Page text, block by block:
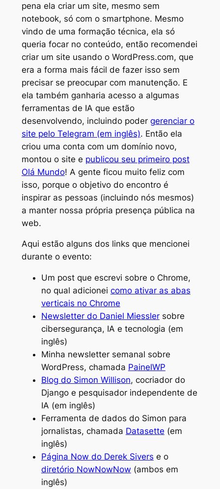
pena ela criar um site, mesmo sem
notebook, só com o smartphone. Mesmo
vindo de uma formação técnica, ela só
queria focar no conteúdo, então recomendei
criar um site usando o WordPress.com, que
era a forma mais fácil de fazer isso sem
precisar se preocupar com manutenção. E
ela também ganharia acesso a algumas
ferramentas de IA que estão
desenvolvendo, incluindo poder gerenciar o
site pelo Telegram (em inglês). Então ela
criou uma conta com um domínio novo,
montou o site e publicou seu primeiro post
Olá Mundo! A gente ficou muito feliz com
isso, porque o objetivo do encontro é
inspirar as pessoas (incluindo nós mesmos)
a manter nossa própria presença pública na
web.
Aqui estão alguns dos links que mencionei
durante o evento:
Um post que escrevi sobre o Chrome,
no qual adicionei como ativar as abas
verticais no Chrome
Newsletter do Daniel Miesslersobre
cibersegurança, IA e tecnologia (em
inglês)
Minha newsletter semanal sobre
WordPress, chamada PainelWP
Blog do Simon Willison, cocriador do
Django e pesquisador independente de
IA (em inglês)
Ferramenta de dados do Simon para
jornalistas, chamada Datasette (em
inglês)
Página Now do Derek Sivers e o
diretório NowNowNow (ambos em
inglês)